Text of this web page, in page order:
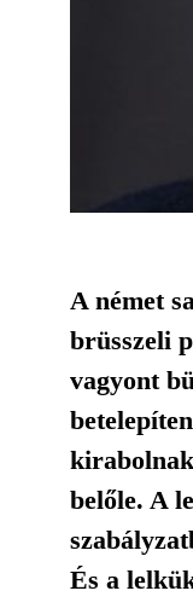
A német
brüsszeli
vagyont
kirabolnak
belőle. A
És a